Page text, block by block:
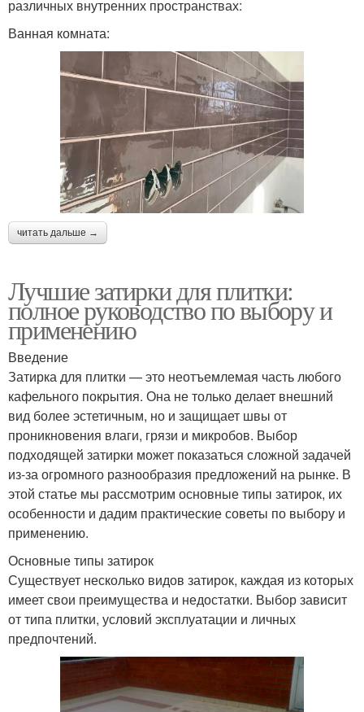
различных внутренних пространствах:
Ванная комната:
читать дальше →
Лучшие затирки для плитки:
полное руководство по выбору и
применению
Введение
Затирка для плитки — это неотъемлемая часть любого
кафельного покрытия. Она не только делает внешний
вид более эстетичным, но и защищает швы от
проникновения влаги, грязи и микробов. Выбор
подходящей затирки может показаться сложной задачей
из-за огромного разнообразия предложений на рынке. В
этой статье мы рассмотрим основные типы затирок, их
особенности и дадим практические советы по выбору и
применению.
Основные типы затирок
Существует несколько видов затирок, каждая из которых
имеет свои преимущества и недостатки. Выбор зависит
от типа плитки, условий эксплуатации и личных
предпочтений.